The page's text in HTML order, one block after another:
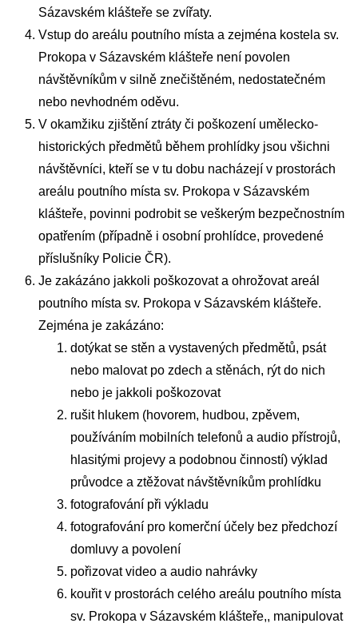
Sázavském klášteře se zvířaty.
Vstup do areálu poutního místa a zejména kostela sv.
Prokopa v Sázavském klášteře není povolen
návštěvníkům v silně znečištěném, nedostatečném
nebo nevhodném oděvu.
V okamžiku zjištění ztráty či poškození umělecko-
historických předmětů během prohlídky jsou všichni
návštěvníci, kteří se v tu dobu nacházejí v prostorách
areálu poutního místa sv. Prokopa v Sázavském
klášteře, povinni podrobit se veškerým bezpečnostním
opatřením (případně i osobní prohlídce, provedené
příslušníky Policie ČR).
Je zakázáno jakkoli poškozovat a ohrožovat areál
poutního místa sv. Prokopa v Sázavském klášteře.
Zejména je zakázáno:
dotýkat se stěn a vystavených předmětů, psát
nebo malovat po zdech a stěnách, rýt do nich
nebo je jakkoli poškozovat
rušit hlukem (hovorem, hudbou, zpěvem,
používáním mobilních telefonů a audio přístrojů,
hlasitými projevy a podobnou činností) výklad
průvodce a ztěžovat návštěvníkům prohlídku
fotografování při výkladu
fotografování pro komerční účely bez předchozí
domluvy a povolení
pořizovat video a audio nahrávky
kouřit v prostorách celého areálu poutního místa
sv. Prokopa v Sázavském klášteře,, manipulovat